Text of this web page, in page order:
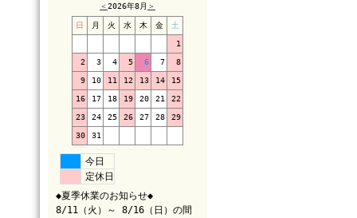
＜2026年8月 ＞
日 月 火 水 木 金 土
1
2 3 4 5 6 7 8
9 10 11 12 13 14 15
16 17 18 19 20 21 22
23 24 25 26 27 28 29
30 31
今日
定休日
◆夏季休業のお知らせ◆
8/11（火）～ 8/16（日）の間